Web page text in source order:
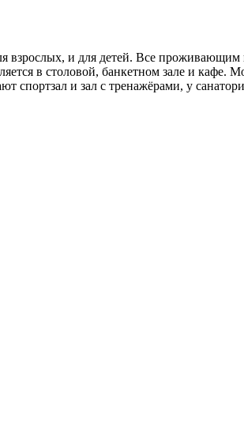
взрослых, и для детей. Все проживающим
в столовой, банкетном зале и кафе.
спортзал и зал с тренажёрами, у